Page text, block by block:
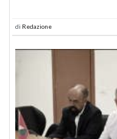
di Redazione